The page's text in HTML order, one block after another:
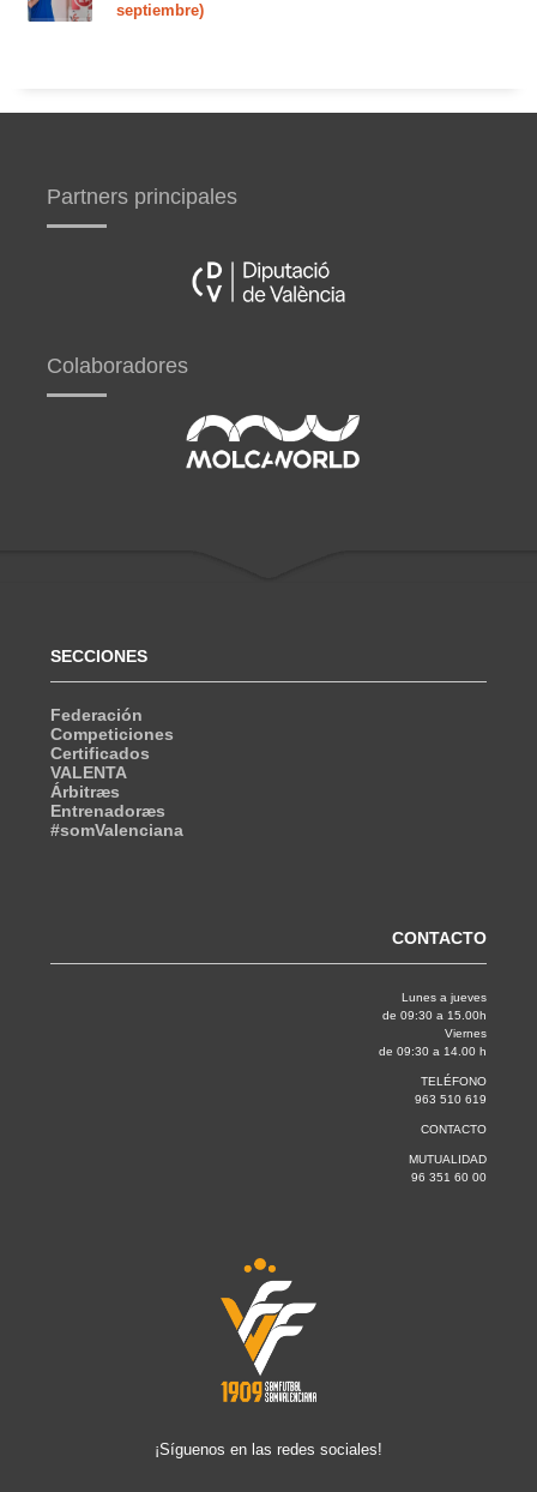
septiembre)
Partners principales
Colaboradores
SECCIONES
Federación
Competiciones
Certificados
VALENTA
Árbitræs
Entrenadoræs
#somValenciana
CONTACTO
Lunes a jueves
de 09:30 a 15.00h
Viernes
de 09:30 a 14.00 h
TELÉFONO
963 510 619
CONTACTO
MUTUALIDAD
96 351 60 00
¡Síguenos en las redes sociales!